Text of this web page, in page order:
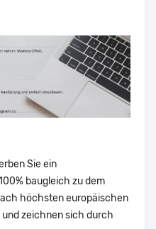
Sie ein
baugleich zu dem
höchsten europäischen
zeichnen sich durch